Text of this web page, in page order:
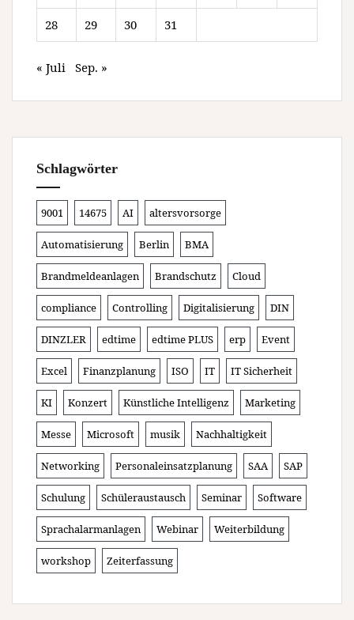
28 29 30 31
« Juli Sep. »
Schlagwörter
9001 14675 AI altersvorsorge
Automatisierung Berlin BMA
Brandmeldeanlagen Brandschutz Cloud
compliance Controlling Digitalisierung DIN
DINZLER edtime edtime PLUS erp Event
Excel Finanzplanung ISO IT IT Sicherheit
KI Konzert Künstliche Intelligenz Marketing
Messe Microsoft musik Nachhaltigkeit
Networking Personaleinsatzplanung SAA SAP
Schulung Schüleraustausch Seminar Software
Sprachalarmanlagen Webinar Weiterbildung
workshop Zeiterfassung